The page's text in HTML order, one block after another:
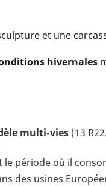
et une
hivernales
multi-vies(13
le période où il
des usines